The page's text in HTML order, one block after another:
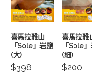
喜馬拉雅山
「Sole」岩鹽
(大)
$398
喜馬拉雅
「Sole
(細)
$200